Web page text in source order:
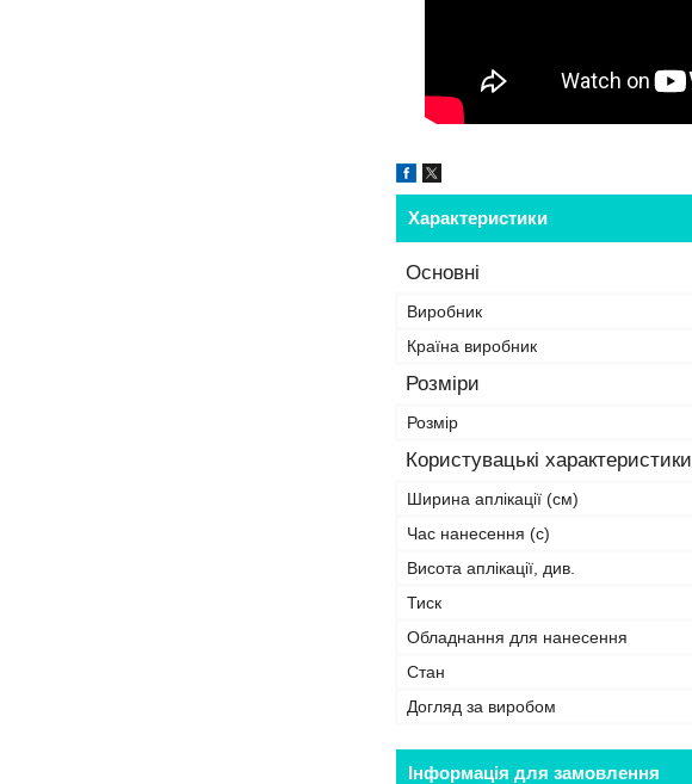
Характеристики
Основні
Виробник
Країна виробник
Розміри
Розмір
Користувацькі характеристики
Ширина аплікації (см)
Час нанесення (с)
Висота аплікації, див.
Тиск
Обладнання для нанесення
Стан
Догляд за виробом
Інформація для замовлення